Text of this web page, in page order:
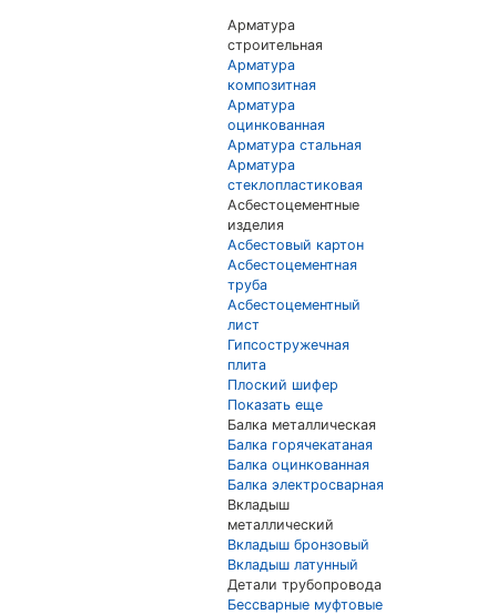
Арматура
строительная
Арматура
композитная
Арматура
оцинкованная
Арматура стальная
Арматура
стеклопластиковая
Асбестоцементные
изделия
Асбестовый картон
Асбестоцементная
труба
Асбестоцементный
лист
Гипсостружечная
плита
Плоский шифер
Показать еще
Балка металлическая
Балка горячекатаная
Балка оцинкованная
Балка электросварная
Вкладыш
металлический
Вкладыш бронзовый
Вкладыш латунный
Детали трубопровода
Бессварные муфтовые